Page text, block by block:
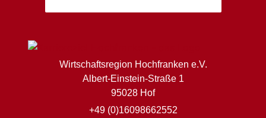
Wirtschaftsregion Hochfranken e.V.
Albert-Einstein-Straße 1
95028 Hof
+49 (0)16098662552